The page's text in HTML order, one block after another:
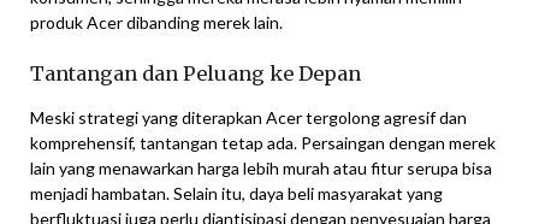
produk Acer dibanding merek lain.
Tantangan dan Peluang ke Depan
Meski strategi yang diterapkan Acer tergolong agresif dan
komprehensif, tantangan tetap ada. Persaingan dengan merek
lain yang menawarkan harga lebih murah atau fitur serupa bisa
menjadi hambatan. Selain itu, daya beli masyarakat yang
berfluktuasi juga perlu diantisipasi dengan penyesuaian harga